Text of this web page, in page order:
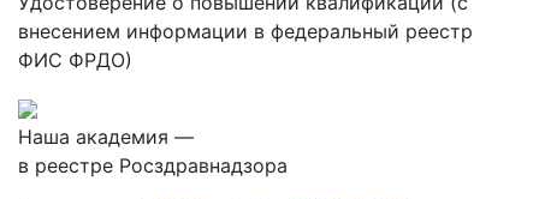
внесением информации в федеральный реестр
ФИС ФРДО)
Наша академия —
в реестре Росздравнадзора